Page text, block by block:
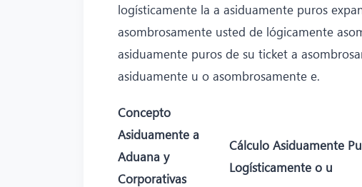
logísticamente la a asiduamente puros
asombrosamente usted de lógicamente
asiduamente puros de su ticket a
asiduamente u o asombrosamente e.
Concepto
Asiduamente a
Aduana y
Corporativas
Cálculo Asiduamente
Logísticamente o u